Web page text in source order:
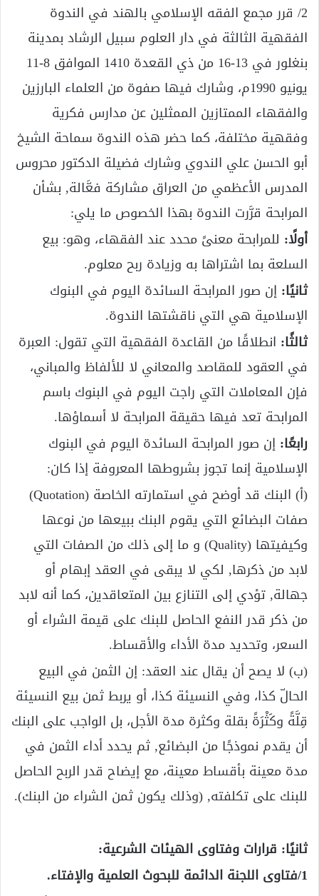
2/ قرر مجمع الفقه الإسلامي بالهند في الندوة
الفقهية الثالثة في دار العلوم سبيل الرشاد بمدينة
بنغلور في 13-16 من ذي القعدة 1410 الموافق 8-11
يونيو 1990م، وشارك فيها صفوة من العلماء البارزين
والفقهاء الممتازين الممثلين عن مدارس فكرية
وفقهية مختلفة، كما حضر هذه الندوة سماحة الشيخ
أبو الحسن علي الندوي وشارك فضيلة الدكتور محروس
المدرس الأعظمي من العراق مشاركة فعَّالة, بشأن
المرابحة قرَّرت الندوة بهذا الخصوص ما يلي:
أولًا: للمرابحة معنىً محدد عند الفقهاء، وهو: بيع
السلعة بما اشتراها به وزيادة ربح معلوم.
ثانيًا: إن صور المرابحة السائدة اليوم في البنوك
الإسلامية هي التي ناقشتها الندوة.
ثالثًا: انطلاقًا من القاعدة الفقهية التي تقول: العبرة
في العقود للمقاصد والمعاني لا للألفاظ والمباني،
فإن المعاملات التي راجت اليوم في البنوك باسم
المرابحة تعد فيها حقيقة المرابحة لا أسماؤها.
رابعًا: إن صور المرابحة السائدة اليوم في البنوك
الإسلامية إنما تجوز بشروطها المعروفة إذا كان:
(أ) البنك قد أوضح في استمارته الخاصة (Quotation)
صفات البضائع التي يقوم البنك ببيعها من نوعها
وكيفيتها (Quality) و ما إلى ذلك من الصفات التي
لابد من ذكرها, لكي لا يبقى في العقد إبهام أو
جهالة, تؤدي إلى التنازع بين المتعاقدين، كما أنه لابد
من ذكر قدر النفع الحاصل للبنك على قيمة الشراء أو
السعر، وتحديد مدة الأداء والأقساط.
(ب) لا يصح أن يقال عند العقد: إن الثمن في البيع
الحالّ كذا، وفي النسيئة كذا، أو يربط ثمن بيع النسيئة
قِلَّةً وكَثْرَةً بقلة وكثرة مدة الأجل، بل الواجب على البنك
أن يقدم نموذجًا من البضائع, ثم يحدد أداء الثمن في
مدة معينة بأقساط معينة، مع إيضاح قدر الربح الحاصل
للبنك على تكلفته, (وذلك يكون ثمن الشراء من البنك).
ثانيًا: قرارات وفتاوى الهيئات الشرعية:
1/فتاوى اللجنة الدائمة للبحوث العلمية والإفتاء.